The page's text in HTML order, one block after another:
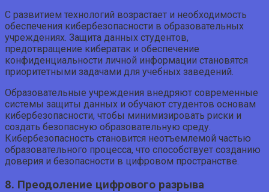
С развитием технологий возрастает и необходимость
обеспечения кибербезопасности в образовательных
учреждениях. Защита данных студентов,
предотвращение кибератак и обеспечение
конфиденциальности личной информации становятся
приоритетными задачами для учебных заведений.
Образовательные учреждения внедряют современные
системы защиты данных и обучают студентов основам
кибербезопасности, чтобы минимизировать риски и
создать безопасную образовательную среду.
Кибербезопасность становится неотъемлемой частью
образовательного процесса, что способствует созданию
доверия и безопасности в цифровом пространстве.
8. Преодоление цифрового разрыва